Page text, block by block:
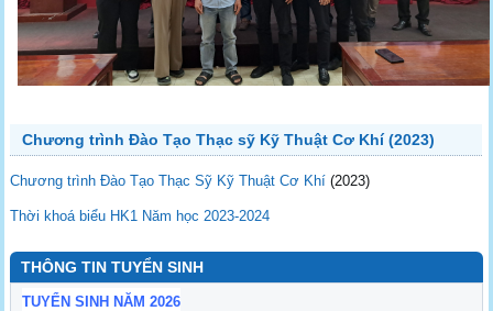
Chương trình Đào Tạo Thạc sỹ Kỹ Thuật Cơ Khí (2023)
Chương trình Đào Tạo Thạc Sỹ Kỹ Thuật Cơ Khí (2023)
Thời khoá biểu HK1 Năm học 2023-2024
THÔNG TIN TUYỂN SINH
TUYỂN SINH NĂM 2026